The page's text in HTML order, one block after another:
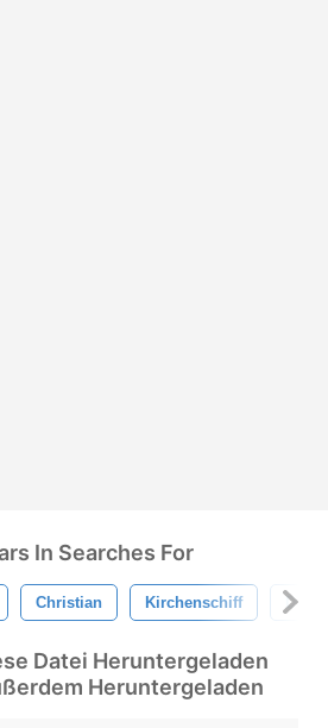
In Searches For
Christian Kirchenschiff Die
Datei Heruntergeladen
Heruntergeladen